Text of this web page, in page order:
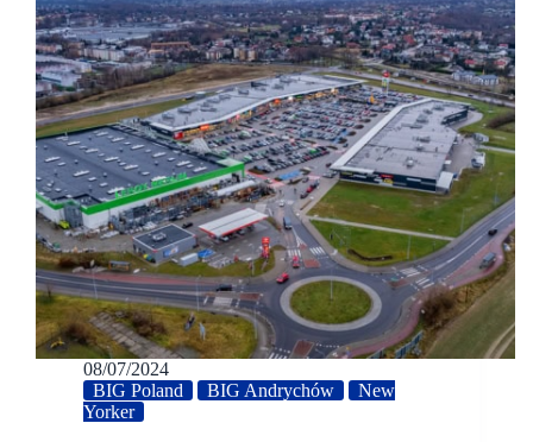
08/07/2024
BIG Poland
BIG Andrychów
New
Yorker